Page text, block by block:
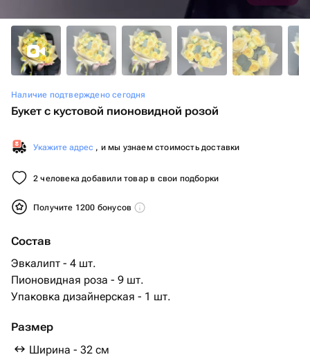
Наличие подтверждено сегодня
Букет с кустовой пионовидной розой
Укажите адрес , и мы узнаем стоимость доставки
2 человека добавили товар в свои подборки
Получите 1200 бонусов
Состав
Эвкалипт - 4 шт.
Пионовидная роза - 9 шт.
Упаковка дизайнерская - 1 шт.
Размер
Ширина - 32 см